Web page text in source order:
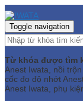
Toggle navigation
Từ khóa được tìm
Anest Iwata, nồi
cốc đo độ nhớt
Anest Iwata, phụ